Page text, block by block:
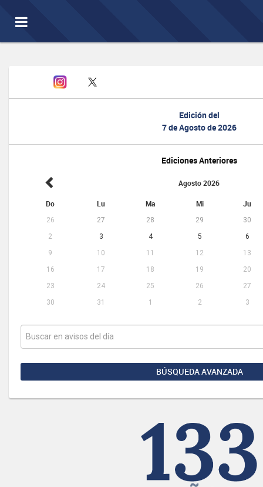
Toggle
navigation
Edición del
7 de Agosto de 2026
Ediciones Anteriores
Agosto 2026
Do Lu Ma Mi Ju
26 27 28 29
30
2
3 4 5
6
9
10 11 12
13
16
17 18 19
20
23
24 25 26
27
30
31 1 2 3
BÚSQUEDA AVANZADA